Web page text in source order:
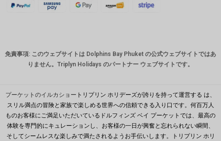
オースト
ラリアド
韓国ウォ
ン
人民元
台湾
免責事項: このウェブサイトは Dolphins Bay Phuket の公式ウェブサイトではあ
りません。Triplyn Holidays のパートナー ウェブサイトです。
プーケットのイルカショー トリプリン ホリデーズが誇りを持って運営する は、
スリル満点の冒険と家族で楽しめる世界への信頼できる入り口です。何百万人
ものお客様にご満足いただいているドルフィンズ ベイ プーケットでは、最高の
体験を専門的にキュレーションし、お客様の一日が興奮と忘れられない瞬間、
そしてシームレスな楽しみで満たされるようお手伝いします。トリプリン ホリ